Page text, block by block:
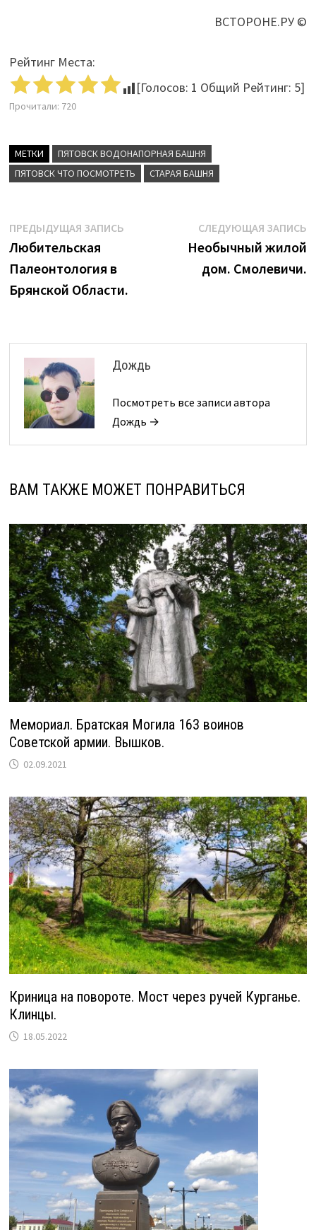
ВСТОРОНЕ.РУ ©
Рейтинг Места:
[Голосов: 1 Общий Рейтинг: 5]
Прочитали: 720
МЕТКИ
ПЯТОВСК ВОДОНАПОРНАЯ БАШНЯ
ПЯТОВСК ЧТО ПОСМОТРЕТЬ
СТАРАЯ БАШНЯ
Навигация
по
записям
ПРЕДЫДУЩАЯ ЗАПИСЬПредыдущая
Любительская
Палеонтология в
Брянской Области.
СЛЕДУЮЩАЯ ЗАПИСЬ
Необычный жилой
дом. Смолевичи.
Дождь
Посмотреть все записи автора
Дождь →
ВАМ ТАКЖЕ МОЖЕТ ПОНРАВИТЬСЯ
Мемориал. Братская Могила 163 воинов
Советской армии. Вышков.
02.09.2021
Криница на повороте. Мост через ручей Курганье.
Клинцы.
18.05.2022